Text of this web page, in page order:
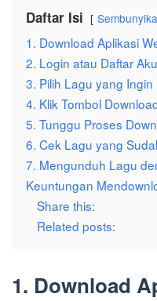
Daftar Isi
1. Download Aplikasi
2. Login atau Daftar
3. Pilih Lagu yang Ingin
4. Klik Tombol
5. Tunggu Proses
6. Cek Lagu yang
7. Mengunduh Lagu
Keuntungan
Share this:
Related posts:
1. Download